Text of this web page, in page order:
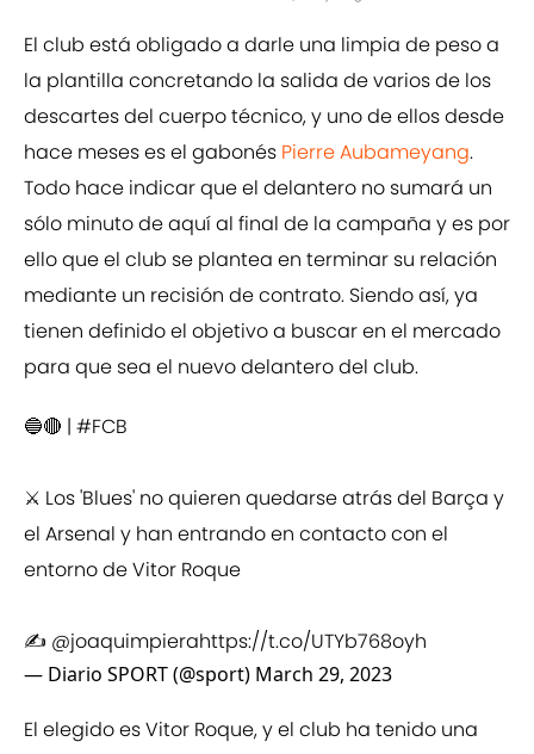
El club está obligado a darle una limpia de peso a
la plantilla concretando la salida de varios de los
descartes del cuerpo técnico, y uno de ellos desde
hace meses es el gabonés Pierre Aubameyang.
Todo hace indicar que el delantero no sumará un
sólo minuto de aquí al final de la campaña y es por
ello que el club se plantea en terminar su relación
mediante un recisión de contrato. Siendo así, ya
tienen definido el objetivo a buscar en el mercado
para que sea el nuevo delantero del club.
🔵🔴 | #FCB
⚔️ Los 'Blues' no quieren quedarse atrás del Barça y
el Arsenal y han entrando en contacto con el
entorno de Vitor Roque
✍️ @joaquimpierahttps://t.co/UTYb768oyh
— Diario SPORT (@sport) March 29, 2023
El elegido es Vitor Roque, y el club ha tenido una